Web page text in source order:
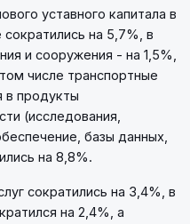
уставного капитала в
на 5,7%, в
и сооружения - на 1,5%,
числе транспортные
в продукты
(исследования,
базы данных,
на 8,8%.
сократились на 3,4%, в
на 2,4%, а